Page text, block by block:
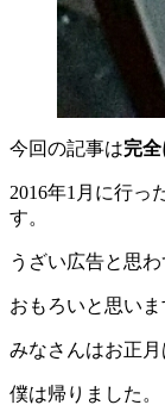
今回の記事は完全
2016年1月に行っ
す。
うざい広告と思
おもろいと思いま
みなさんはお正
僕は帰りました。